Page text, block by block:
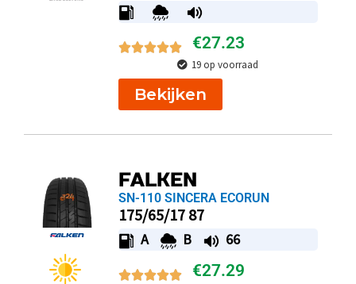
€27.23
19 op voorraad
Bekijken
FALKEN
SN-110 SINCERA ECORUN
175/65/17 87
A B 66
€27.29